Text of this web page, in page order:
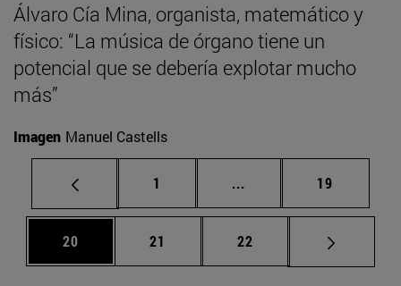
Álvaro Cía Mina, organista, matemático y
físico: “La música de órgano tiene un
potencial que se debería explotar mucho
más”
Imagen Manuel Castells
Página
1 ... Páginas intermedias
Página
19
Página
20 Página
21 Página
22